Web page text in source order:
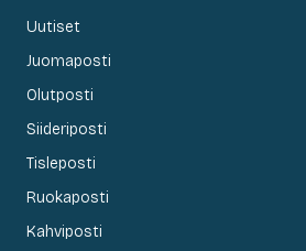
Uutiset
Juomaposti
Olutposti
Siideriposti
Tisleposti
Ruokaposti
Kahviposti